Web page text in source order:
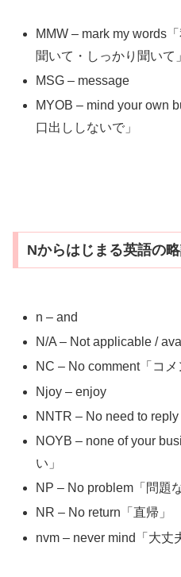
MMW – mark my words
聞いて・しっかり聞いて」
MSG – message
MYOB – mind your own
口出ししないで」
Nからはじまる英語の
n – and
N/A – Not applicable /
NC – No comment「コメ
Njoy – enjoy
NNTR – No need to reply
NOYB – none of your
い」
NP – No problem「問題
NR – No return「直帰」
nvm – never mind「大丈